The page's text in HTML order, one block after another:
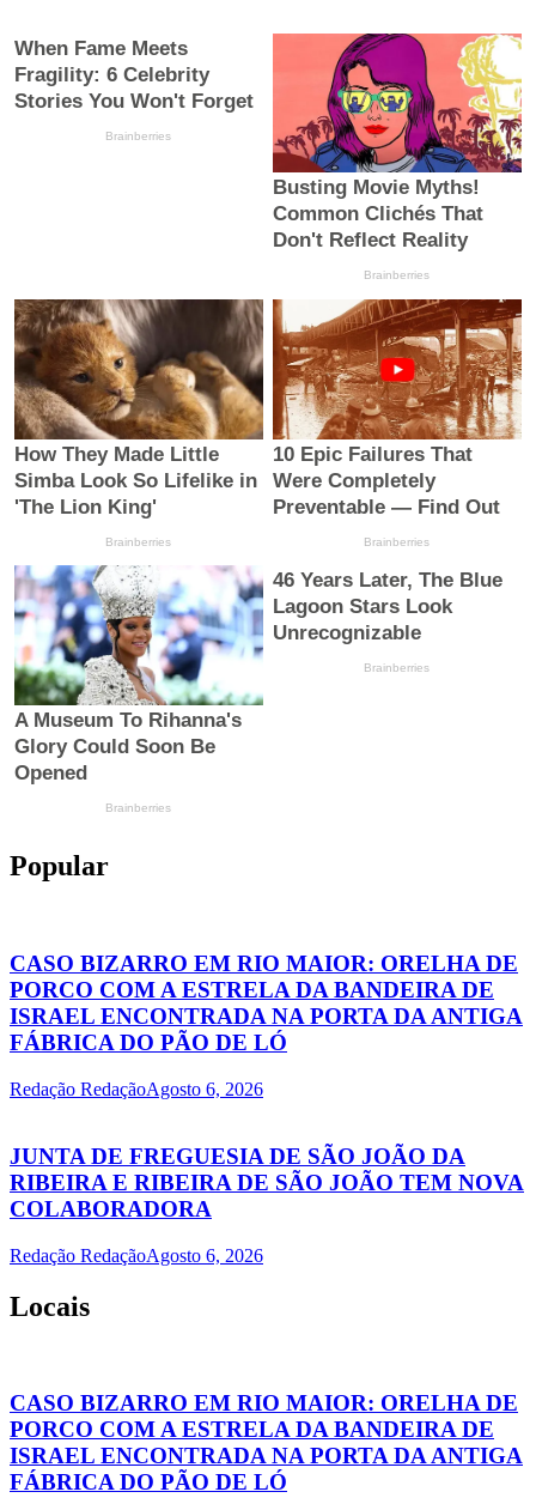
Popular
CASO BIZARRO EM RIO MAIOR: ORELHA DE
PORCO COM A ESTRELA DA BANDEIRA DE
ISRAEL ENCONTRADA NA PORTA DA ANTIGA
FÁBRICA DO PÃO DE LÓ
Redação RedaçãoAgosto 6, 2026
JUNTA DE FREGUESIA DE SÃO JOÃO DA
RIBEIRA E RIBEIRA DE SÃO JOÃO TEM NOVA
COLABORADORA
Redação RedaçãoAgosto 6, 2026
Locais
CASO BIZARRO EM RIO MAIOR: ORELHA DE
PORCO COM A ESTRELA DA BANDEIRA DE
ISRAEL ENCONTRADA NA PORTA DA ANTIGA
FÁBRICA DO PÃO DE LÓ